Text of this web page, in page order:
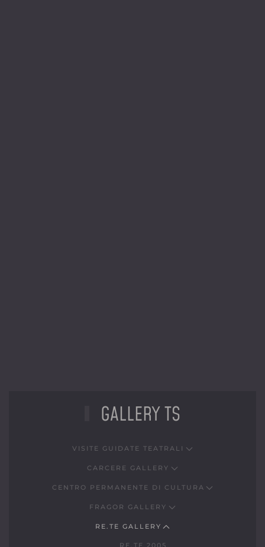
GALLERY TS
VISITE GUIDATE TEATRALI
CARCERE GALLERY
CENTRO PERMANENTE DI CULTURA
FRAGOR GALLERY
RE.TE GALLERY
RE.TE 2005